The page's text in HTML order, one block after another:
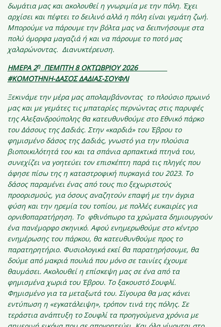
δωμάτια μας και ακολουθεί η γνωριμία με την πόλη. Έχει
αρχίσει και πέφτει το δειλινό αλλά η πόλη είναι γεμάτη ζωή.
Μπορούμε να πάρουμε την βόλτα μας να δειπνήσουμε στα
πολύ όμορφα μαγαζιά ή και να πάρουμε το ποτό μας
χαλαρώνοντας. Διανυκτέρευση.
ΗΜΕΡΑ 2ηΠΕΜΠΤΗ 8 ΟΚΤΩΒΡΙΟΥ 2026
#ΚΟΜΟΤΗΝΗ-ΔΑΣΟΣ ΔΑΔΙΑΣ-ΣΟΥΦΛΙ
Ξεκινάμε την μέρα μας απολαμβάνοντας το πλούσιο πρωινό
μας και με γεμάτες τις μπαταρίες περνώντας στις παρυφές
της Αλεξανδρούπολης θα κατευθυνθούμε στο Εθνικό πάρκο
του Δάσους της Δαδιάς. Στην «καρδιά» του Έβρου το
φημισμένο δάσος της Δαδιάς, γνωστό για την πλούσια
βιοποικιλότητά του και τα σπάνια αρπακτικά πτηνά του,
συνεχίζει να γοητεύει τον επισκέπτη παρά τις πληγές που
άφησε πίσω της η καταστροφική πυρκαγιά του 2023. Το
δάσος παραμένει ένας από τους πιο ξεχωριστούς
προορισμούς, για όσους αναζητούν επαφή με την άγρια
φύση και την ηρεμία του τοπίου, με πολλές ευκαιρίες για
ορνιθοπαρατήρηση. Το φθινόπωρο τα χρώματα δημιουργούν
ένα πανέμορφο σκηνικό. Αφού ενημερωθούμε στο κέντρο
ενημέρωσης του πάρκου, θα κατευθυνθούμε προς το
παρατηρητήριο. Φυσιολογικά εκεί θα παρατηρήσουμε, θα
δούμε από μακριά πουλιά που μόνο σε ταινίες έχουμε
θαυμάσει. Ακολουθεί η επίσκεψη μας σε ένα από τα
φημισμένα χωριά του Έβρου. Το ξακουστό Σουφλί.
Φημισμένο για τα μεταξωτά του. Σίγουρα θα μας κάνει
εντύπωση η «εγκατάλειψη», τρόπον τινά της πόλης. Σε
τεράστια ανάπτυξη το Σουφλί τα προηγούμενα χρόνια με